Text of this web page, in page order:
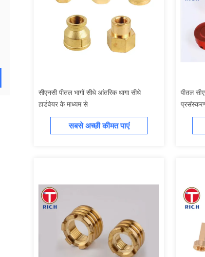
सीएनसी पीतल भागों सीधे आंतरिक धागा सीधे
हार्डवेयर के माध्यम से
सबसे अच्छी कीमत पाएं
पीतल
प्रसंस्करण